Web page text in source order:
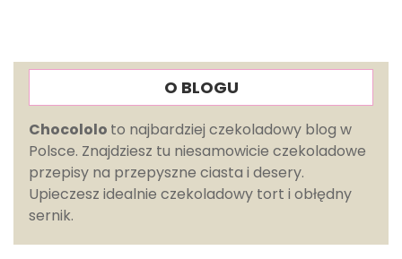
O BLOGU
Chocololo to najbardziej czekoladowy blog w
Polsce. Znajdziesz tu niesamowicie czekoladowe
przepisy na przepyszne ciasta i desery.
Upieczesz idealnie czekoladowy tort i obłędny
sernik.